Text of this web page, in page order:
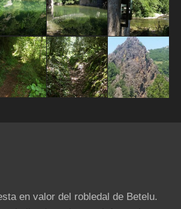
en valor del robledal de Betelu.